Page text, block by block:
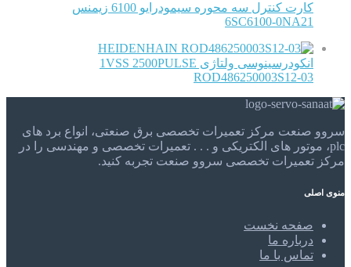
کارت کنترل سه محوره سیمودرایو 6100 زیمنس
6SC6100-0NA21
HEIDENHAIN
انکودرسینوسی ولتاژی 1VSS 2500PULSE
ROD486250003S12-03
سروو صنعت مرکز تعمیرات تخصصی برق صنعتی، انواع برد های
plc، موتور های الکتریکی و . . . تعمیرات تخصصی و مهندسی را در
مرکز تعمیرات تخصصی سروو صنعت تجربه کنید.
منوی اصلی
صفحه نخست
درباره ما
تماس با ما